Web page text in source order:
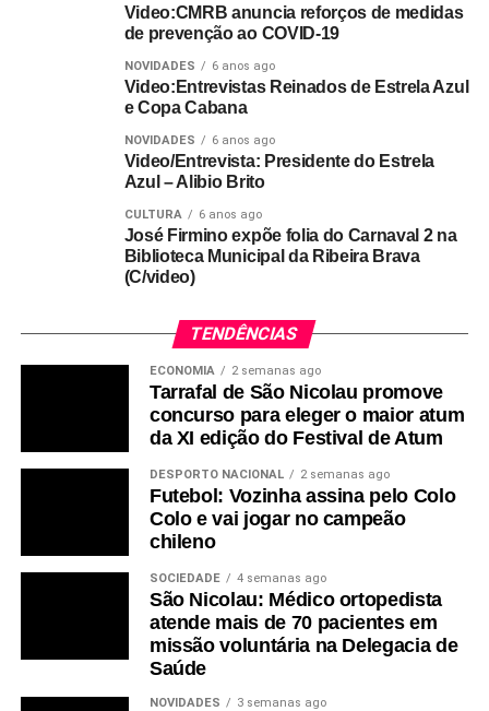
Video:CMRB anuncia reforços de medidas
de prevenção ao COVID-19
NOVIDADES 6 anos ago
Video:Entrevistas Reinados de Estrela Azul
e Copa Cabana
NOVIDADES 6 anos ago
Video/Entrevista: Presidente do Estrela
Azul – Alibio Brito
CULTURA 6 anos ago
José Firmino expõe folia do Carnaval 2 na
Biblioteca Municipal da Ribeira Brava
(C/video)
TENDÊNCIAS
ECONOMIA 2 semanas ago
Tarrafal de São Nicolau promove
concurso para eleger o maior atum
da XI edição do Festival de Atum
DESPORTO NACIONAL 2 semanas ago
Futebol: Vozinha assina pelo Colo
Colo e vai jogar no campeão
chileno
SOCIEDADE 4 semanas ago
São Nicolau: Médico ortopedista
atende mais de 70 pacientes em
missão voluntária na Delegacia de
Saúde
NOVIDADES 3 semanas ago